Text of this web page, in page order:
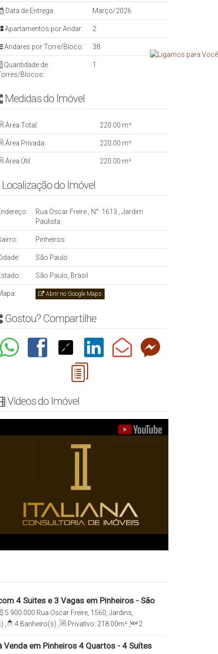
Data de Entrega: Março/2026
Apartamentos por Andar: 2
Andares por Torre/Bloco: 38
Quantidade de
Blocos:
1
Medidas do Imóvel
Área Total: 220 .00 m²
Área Privada: 220 .00 m²
Área Útil: 220 .00 m²
Localização do Imóvel
Rua Oscar Freire N°: 1613
Jardim
Paulista
Pinheiros
São Paulo
São Paulo, Brasil
Abrir no Google Maps
Gostou? Compartilhe
Vídeos do Imóvel
4 Suites e 3 Vagas em Pinheiros - São
5.900.000 Rua Oscar Freire, 1560, Jardins,
São Paulo, São Paulo, Brasil
4 Banheiro(s) Privativo: 218.00m²
2
Venda em Pinheiros 4 Quartos - 4 Suítes